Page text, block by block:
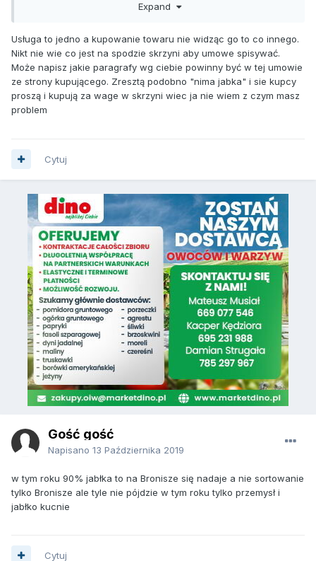
pasuje. Jak myślą tak sadownicy to gratuluję rozumu i
Czy jak do Ciebie przychodzi firma wykonać Ci jakąś usługę
to Ty mówisz do nich, że niech zrobią a potem się zobaczy
jak im zapłacisz bo jeszcze nie wiesz jaki będzie fekt?
Tę branżę psują właśnie sadownicy raz oddając jabłko za
prawie, ze darmo druga sprawa dając tak na gębę. Potem
Co do umowy można ją skonstruować w taki sposób, żeby
Nie będzie jabłka to będziecie się prosić żeby wam ktoś to
jabłko sprzedał, ale wtedy będziecie płacić przy załadunku
za to, co jest w skrzyniach. Chyba, ze na handlu
powietrzem też zarabiacie i nie będzie Wam zależeć. W
poważnym biznesie nikt nic nie robi na gębę wszędzie
obowiązują umowy, że w razie, czego poszkodowana
strona może dochodzić swoich praw. W sadownictwie
musi się jeszcze to zmienić, bo za dużo jest ludzi, którzy
nie potrafią robić biznesu i idą na układy, jakie im podsuwają
cwaniacy.
Expand
Usługa to jedno a kupowanie towaru nie widząc go to co innego.
Nikt nie wie co jest na spodzie skrzyni aby umowe spisywać.
Może napisz jakie paragrafy wg ciebie powinny być w tej umowie
ze strony kupującego. Zresztą podobno "nima jabka" i sie kupcy
proszą i kupują za wage w skrzyni wiec ja nie wiem z czym masz
problem
Cytuj
Gość gość
Napisano 13 Października 2019
w tym roku 90% jabłka to na Bronisze się nadaje a nie sortowanie
tylko Bronisze ale tyle nie pójdzie w tym roku tylko przemysł i
jabłko kucnie
Cytuj